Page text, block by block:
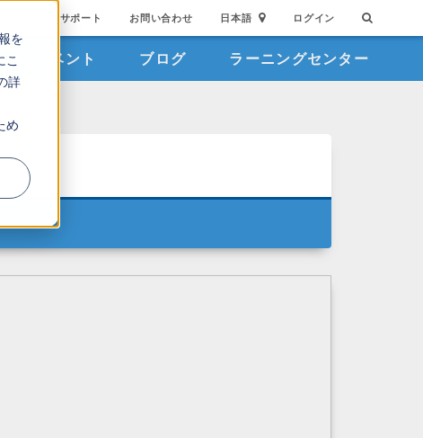
を
こ
詳
め
サポート お問い合わせ 日本語 ログイン
イベント ブログ ラーニングセンター